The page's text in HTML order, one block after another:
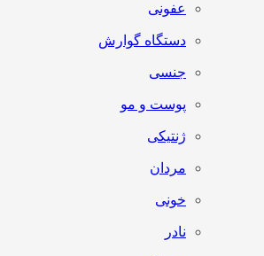
عفونی
دستگاه گوارش
جنسی
پوست و مو
ژنتیکی
مردان
خونی
نادر